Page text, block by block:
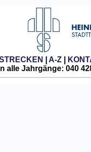
A-Z|
alle Jahrgänge: 040